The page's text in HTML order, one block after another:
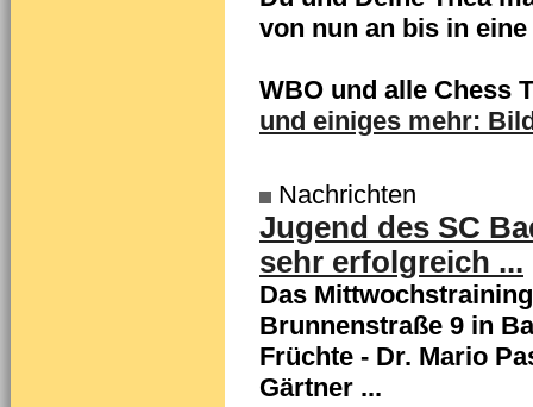
von nun an bis in
WBO und alle Chess
und einiges mehr:
Nachrichten
Jugend des SC
sehr erfolgreich ...
Das
Brunnenstraße 9 in
Früchte - Dr. Mario
Gärtner ...